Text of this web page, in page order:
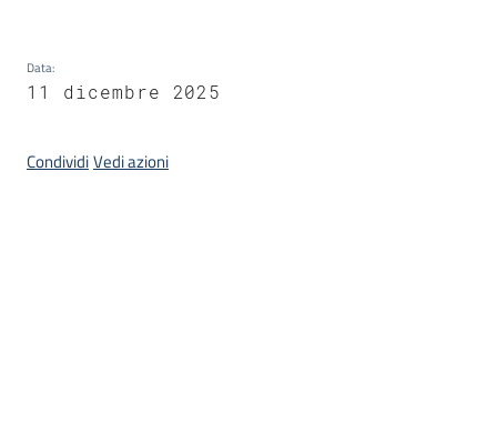
Governance
locale
Data:
11 dicembre 2025
CondividiVedi azioni